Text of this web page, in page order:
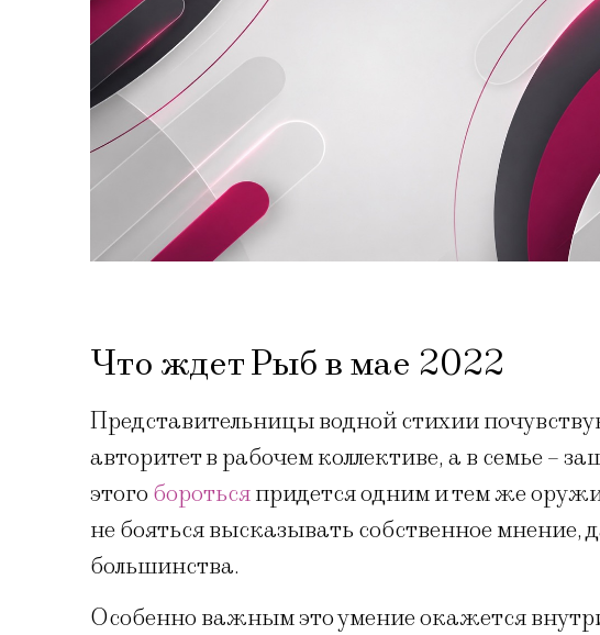
Что ждет Рыб в мае 2022
Представительницы водной стихии
авторитет в рабочем коллективе, а в семье –
этого боротьсяпридется одним и тем же
не бояться высказывать собственное мнение,
большинства.
Особенно важным это умение окажется